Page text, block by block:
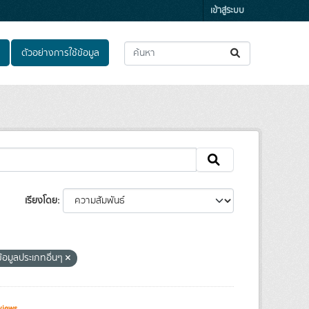
เข้าสู่ระบบ
ตัวอย่างการใช้ข้อมูล
เรียงโดย
มูลประเภทอื่นๆ